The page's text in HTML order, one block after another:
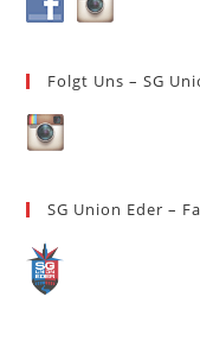
Folgt Uns – SG
SG Union Eder –